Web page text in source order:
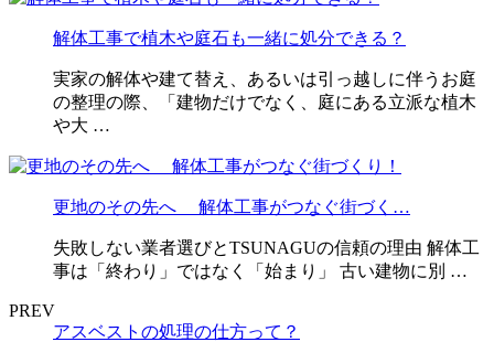
解体工事で植木や庭石も一緒に処分できる？
実家の解体や建て替え、あるいは引っ越しに伴うお庭
の整理の際、「建物だけでなく、庭にある立派な植木
や大 …
更地のその先へ 解体工事がつなぐ街づく…
失敗しない業者選びとTSUNAGUの信頼の理由 解体工
事は「終わり」ではなく「始まり」 古い建物に別 …
PREV
アスベストの処理の仕方って？